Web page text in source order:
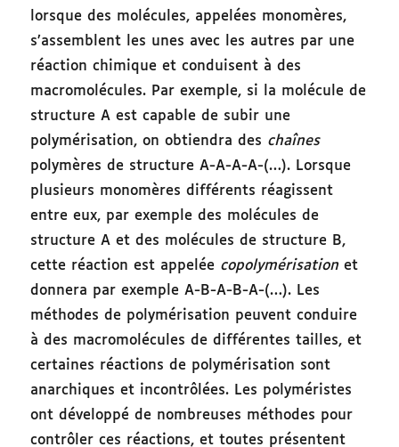
lorsque des molécules, appelées monomères,
s’assemblent les unes avec les autres par une
réaction chimique et conduisent à des
macromolécules. Par exemple, si la molécule de
structure A est capable de subir une
polymérisation, on obtiendra des chaînes
polymères de structure A-A-A-A-(…). Lorsque
plusieurs monomères différents réagissent
entre eux, par exemple des molécules de
structure A et des molécules de structure B,
cette réaction est appelée copolymérisation et
donnera par exemple A-B-A-B-A-(…). Les
méthodes de polymérisation peuvent conduire
à des macromolécules de différentes tailles, et
certaines réactions de polymérisation sont
anarchiques et incontrôlées. Les polyméristes
ont développé de nombreuses méthodes pour
contrôler ces réactions, et toutes présentent